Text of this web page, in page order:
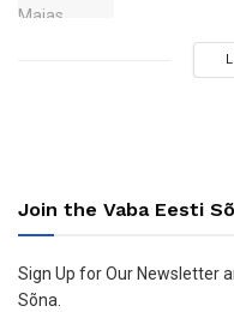
Join the Vaba Eesti
Sign Up for Our Newsletter
Sõna.